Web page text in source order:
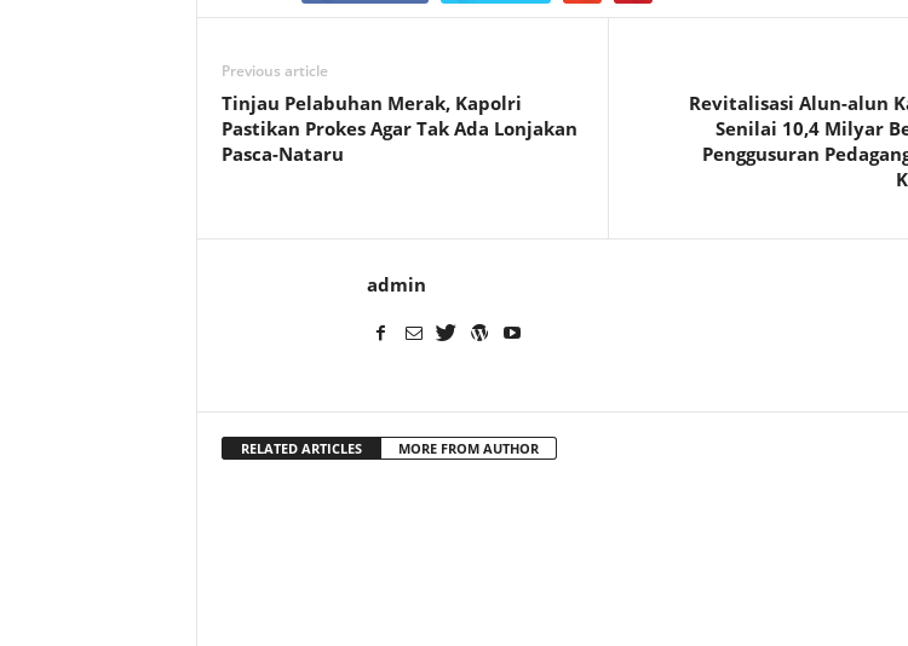
Previous article
Tinjau Pelabuhan Merak, Kapolri
Pastikan Prokes Agar Tak Ada Lonjakan
Pasca-Nataru
Revitalisasi Alun-alun
Senilai 10,4 Milyar
Penggusuran
admin
RELATED ARTICLES MORE FROM AUTHOR